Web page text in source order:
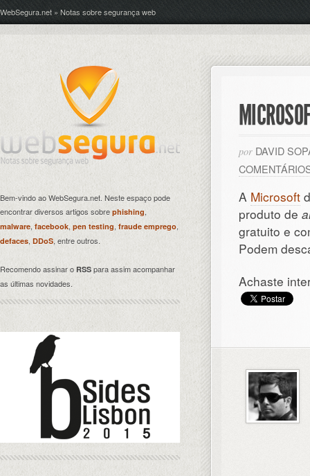
WebSegura.net » Notas sobre segurança web
por DAVID
A Microsoft
produto de
gratuito e
Podem
Achaste
Bem-vindo ao WebSegura.net. Neste espaço pode
encontrar diversos artigos sobre phishing,
malware, facebook, pen testing fraude emprego,
defaces, DDoS, entre outros.
Recomendo assinar o RSS para assim acompanhar
as últimas novidades.